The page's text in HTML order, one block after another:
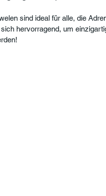
sind ideal für alle, die
hervorragend, um